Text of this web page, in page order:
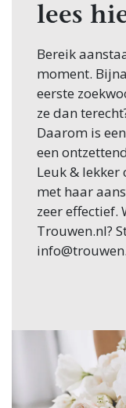
lees
Bereik
moment.
eerste
ze dan
Daarom is
een
Leuk & lekker
met haar
zeer effectief.
Trouwen.nl?